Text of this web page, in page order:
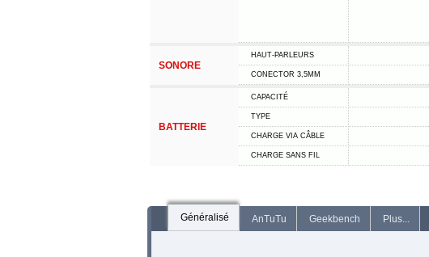
SONORE
HAUT-PARLEURS
CONECTOR 3,5MM
BATTERIE
CAPACITÉ
TYPE
CHARGE VIA CÂBLE
CHARGE SANS FIL
Généralisé AnTuTu Geekbench Plus...